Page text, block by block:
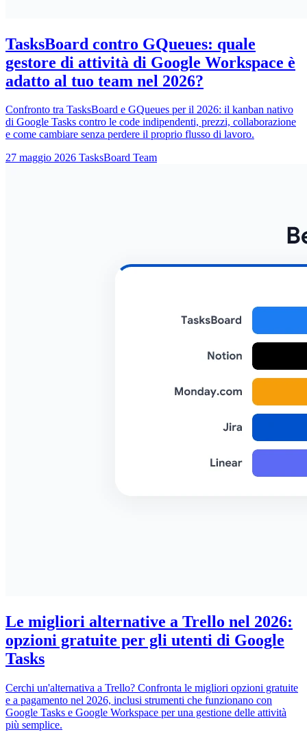
TasksBoard contro GQueues: quale
gestore di attività di Google Workspace è
adatto al tuo team nel 2026?
Confronto tra TasksBoard e GQueues per il 2026: il kanban nativo
di Google Tasks contro le code indipendenti, prezzi, collaborazione
e come cambiare senza perdere il proprio flusso di lavoro.
27 maggio 2026 TasksBoard Team
Le migliori alternative a Trello nel 2026:
opzioni gratuite per gli utenti di Google
Tasks
Cerchi un'alternativa a Trello? Confronta le migliori opzioni gratuite
e a pagamento nel 2026, inclusi strumenti che funzionano con
Google Tasks e Google Workspace per una gestione delle attività
più semplice.